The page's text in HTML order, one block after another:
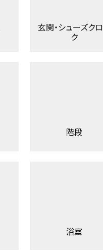
玄関・シューズク
ク
階段
浴室